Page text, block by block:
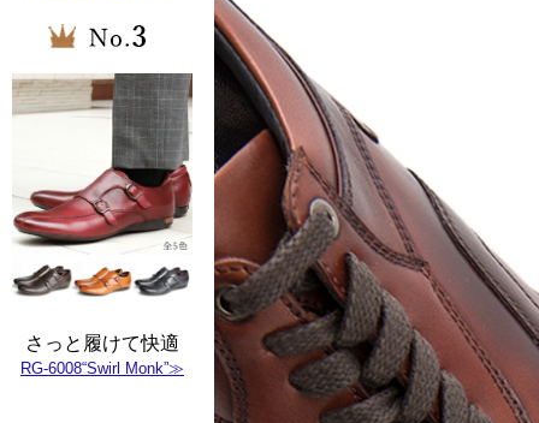
さっと履けて快適
RG-6008“Swirl Monk”≫